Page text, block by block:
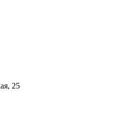
25